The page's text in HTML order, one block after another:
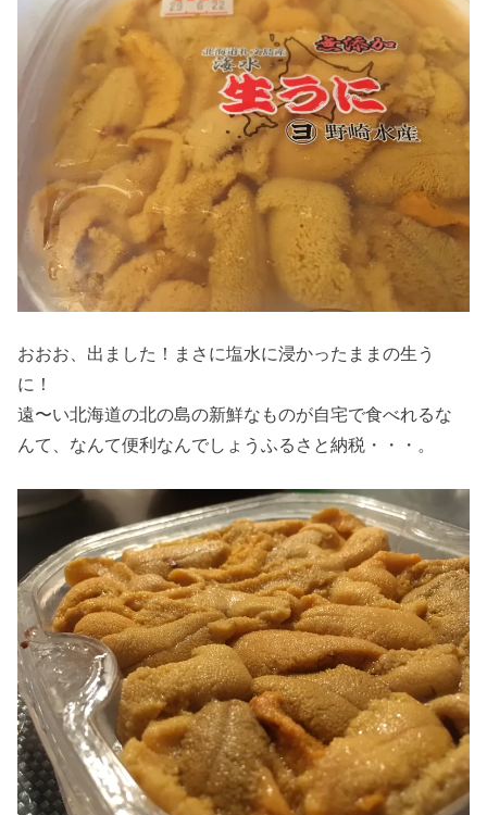
おおお、出ました！まさに塩水に浸かったままの生う
に！
遠〜い北海道の北の島の新鮮なものが自宅で食べれるな
んて、なんて便利なんでしょうふるさと納税・・・。